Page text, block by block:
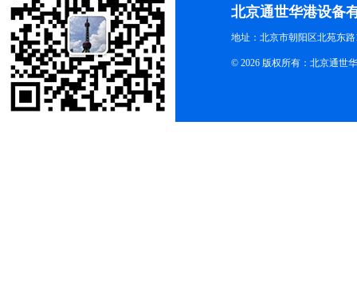
北京通世华港设备
地址：北京市朝阳区北苑东路
© 2026 版权所有：北京通世